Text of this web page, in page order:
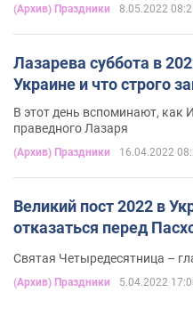
(Архив) Праздники 8.05.2022
Лазарева суббота в
Украине и что строго
В этот день вспоминают, как
праведного Лазаря
(Архив) Праздники 16.04.2022
Великий пост 2022 в
отказаться перед
Святая Четыредесятница –
(Архив) Праздники 5.04.2022